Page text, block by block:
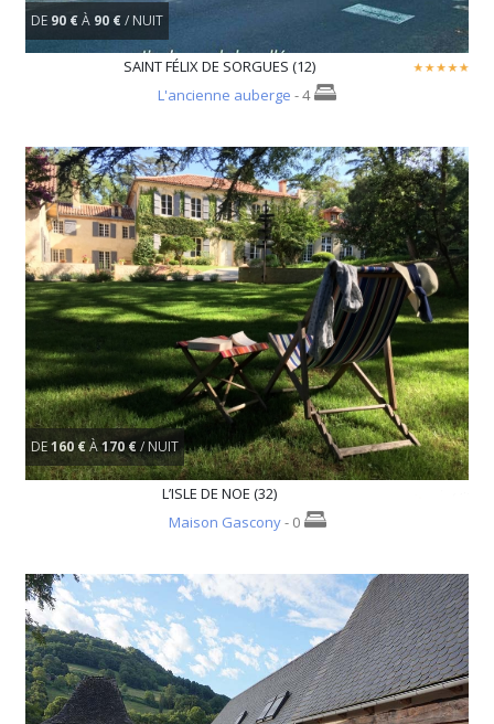
DE 90 €À 90 €/ NUIT
SAINT FÉLIX DE SORGUES (12)
L'ancienne auberge - 4
DE160 €À170 €/ NUIT
L’ISLE DE NOE (32)
Maison Gascony- 0